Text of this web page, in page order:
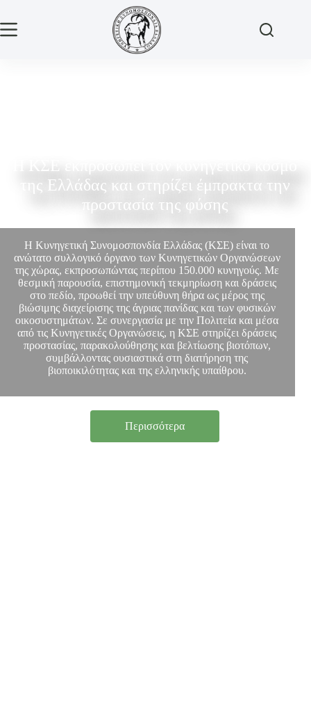
της Ελλάδας και στηρίζει έμπρακτα την
προστασία της φύσης
Η Κυνηγετική Συνομοσπονδία Ελλάδας (ΚΣΕ) είναι το
ανώτατο συλλογικό όργανο των Κυνηγετικών Οργανώσεων
της χώρας, εκπροσωπώντας περίπου 150.000 κυνηγούς. Με
θεσμική παρουσία, επιστημονική τεκμηρίωση και δράσεις
στο πεδίο, προωθεί την υπεύθυνη θήρα ως μέρος της
βιώσιμης διαχείρισης της άγριας πανίδας και των φυσικών
οικοσυστημάτων. Σε συνεργασία με την Πολιτεία και μέσα
από τις Κυνηγετικές Οργανώσεις, η ΚΣΕ στηρίζει δράσεις
προστασίας, παρακολούθησης και βελτίωσης βιοτόπων,
συμβάλλοντας ουσιαστικά στη διατήρηση της
βιοποικιλότητας και της ελληνικής υπαίθρου.
Περισσότερα